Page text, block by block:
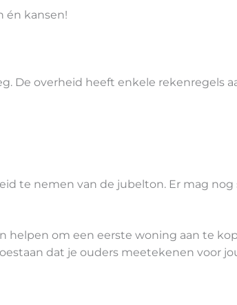
én kansen!
De overheid heeft enkele rekenregels
te nemen van de jubelton. Er mag nog
helpen om een eerste woning aan te
dat je ouders meetekenen voor